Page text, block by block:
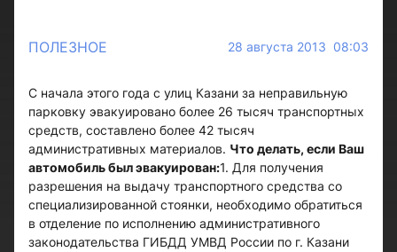
ПОЛЕЗНОЕ 28 августа 2013 08:03
С начала этого года с улиц Казани за неправильную
парковку эвакуировано более 26 тысяч транспортных
средств, составлено более 42 тысяч
административных материалов. Что делать, если Ваш
автомобиль был эвакуирован:1. Для получения
разрешения на выдачу транспортного средства со
специализированной стоянки, необходимо обратиться
в отделение по исполнению административного
законодательства ГИБДД УМВД России по г. Казани